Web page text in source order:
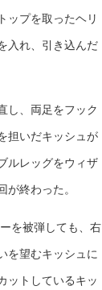
ップを取ったヘリ
入れ、引き込んだ
し、両足をフック
担いだキッシュが
ルレッグをウィザ
終わった。
を被弾しても、右
を望むキッシュに
ットしているキッ